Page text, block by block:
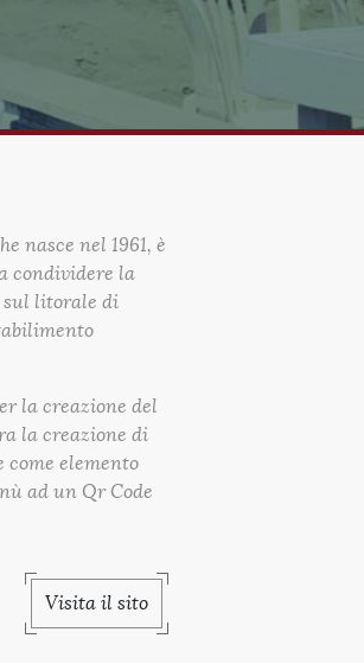
nasce nel 1961, è
condividere la
sul litorale di
la creazione del
la creazione di
elemento
ad un Qr Code
Visita il sito